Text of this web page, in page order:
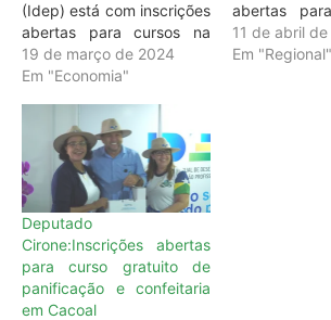
(Idep) está com inscrições
abertas para cursos na
Escola Móvel de
Frigorífico e Piscicultura,
de Ariquemes. As
inscrições podem ser
realizadas até o dia 29 de
março, no site da
Instituição de ensino
profissionalizante https://
qual constam todas as
informações dos…
19 de março de 2024
Em "Economia"
abertas
Escola
Frigorífico e
11 de abril
Em "Regional"
Deputado
Cirone:Inscrições abertas
para curso gratuito de
panificação e confeitaria
em Cacoal